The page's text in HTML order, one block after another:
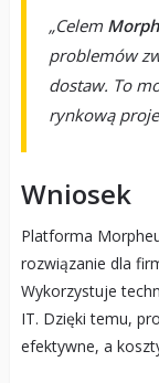
„Celem
problemów
dostaw. To
rynkową
Wniosek
Platforma
rozwiązanie dla
Wykorzystuje
IT. Dzięki temu,
efektywne, a